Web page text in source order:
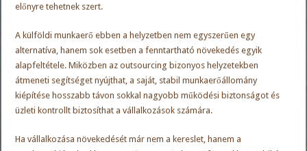
előnyre tehetnek szert.
A külföldi munkaerő ebben a helyzetben nem egyszerűen egy
alternatíva, hanem sok esetben a fenntartható növekedés egyik
alapfeltétele. Miközben az outsourcing bizonyos helyzetekben
átmeneti segítséget nyújthat, a saját, stabil munkaerőállomány
kiépítése hosszabb távon sokkal nagyobb működési biztonságot és
üzleti kontrollt biztosíthat a vállalkozások számára.
Ha vállalkozása növekedését már nem a kereslet, hanem a